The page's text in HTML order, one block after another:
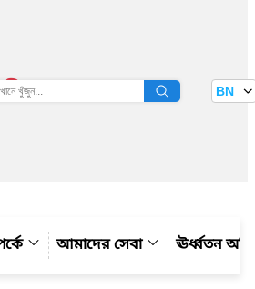
তথ্য বাতায়ন BN
আমাদের সেবা ঊর্ধ্বতন